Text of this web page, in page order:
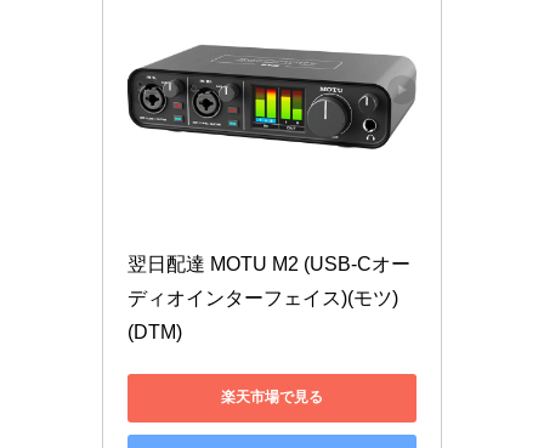
翌日配達 MOTU M2 (USB-Cオー
ディオインターフェイス)(モツ)
(DTM)
楽天市場で見る